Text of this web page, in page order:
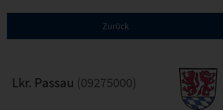
Lkr. Passau (09275000)